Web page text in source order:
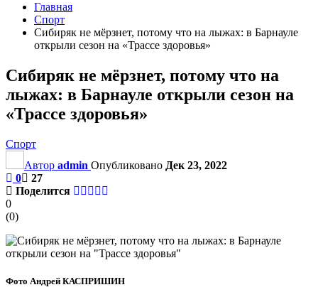
Главная
Спорт
Сибиряк не мёрзнет, потому что на лыжах: в Барнауле
открыли сезон на «Трассе здоровья»
Сибиряк не мёрзнет, потому что на
лыжах: в Барнауле открыли сезон на
«Трассе здоровья»
Спорт
Автор admin Опубликовано Дек 23, 2022
0
27
Поделится
0
(0)
Фото Андрей КАСПРИШИН